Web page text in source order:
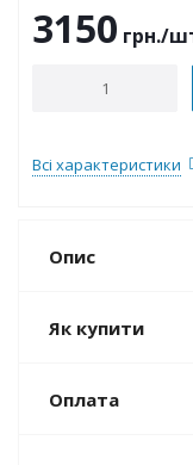
3150 грн./
Всі характеристики
Опис
Як купити
Оплата